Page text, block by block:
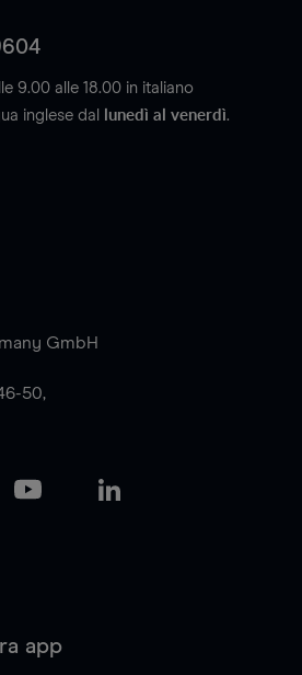
9.00 alle 18.00 in italiano
inglese dal lunedì al venerdì.
GmbH
50,
app